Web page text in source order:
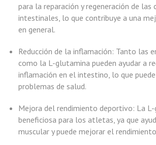
para la reparación y regeneración de las
intestinales, lo que contribuye a una
en general.
Reducción de la inflamación: Tanto las
como la L-glutamina pueden ayudar a
inflamación en el intestino, lo que
problemas de salud.
Mejora del rendimiento deportivo: La
beneficiosa para los atletas, ya que
muscular y puede mejorar el